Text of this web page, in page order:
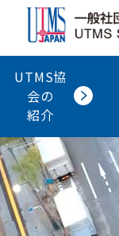
UTMS協
会の
紹介